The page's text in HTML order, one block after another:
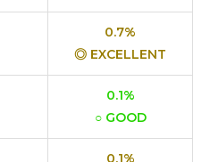
0.7%
◎ EXCELLENT
0.1%
○ GOOD
0.1%